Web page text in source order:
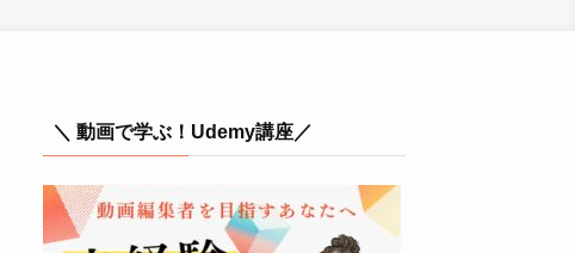
＼ 動画で学ぶ！Udemy講座／